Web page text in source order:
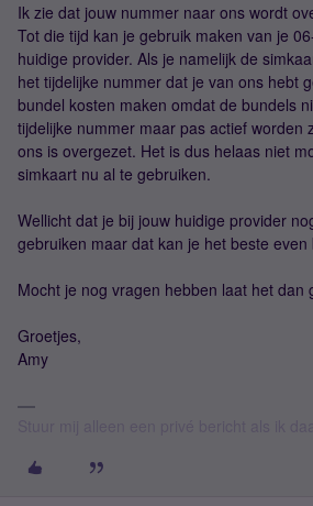
Ik zie dat jouw nummer naar ons wordt
Tot die tijd kan je gebruik maken van je
huidige provider. Als je namelijk de
het tijdelijke nummer dat je van ons hebt
bundel kosten maken omdat de bundels
tijdelijke nummer maar pas actief worden
ons is overgezet. Het is dus helaas niet
simkaart nu al te gebruiken.
Wellicht dat je bij jouw huidige provider
gebruiken maar dat kan je het beste
Mocht je nog vragen hebben laat het dan
Groetjes,
Amy